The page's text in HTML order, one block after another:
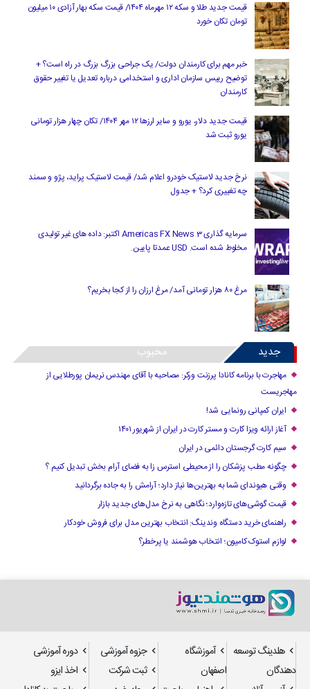
قیمت جدید طلا و سکه ۱۲ مهرماه ۱۴۰۴/ قیمت سکه بهار آزادی ۱۰ میلیون
تومان تکان خورد
خبر مهم برای کارمندان دولت/ یک جراحی بزرگ بزرگ در راه است؟ +
توضیح رییس سازمان اداری و استخدامی درباره تعدیل یا تغییر حقوق
کارمندان
قیمت جدید دلار، یورو و سایر ارزها ۱۲ مهر ۱۴۰۴/ تکان چهار هزار تومانی
یورو ثبت شد
نرخ جدید لاستیک خودرو اعلام شد/ قیمت لاستیک پراید، پژو و سمند
چه تغییری کرد؟ + جدول
سرمایه گذاری Americas FX News 3 اکتبر: داده های غیر تولیدی
مخلوط شده است. USD عمدتا پایین.
مرغ ۸۰ هزار تومانی آمد/ مرغ ارزان را از کجا بخریم؟
جدید محبوب
مهاجرت با برنامه کانادا پرزنت ورکر: مصاحبه با آقای مهندس نریمان پورطلایی از
مهاجریست
ایران کمپانی رونمایی شد!
آغاز ارائه ویزا کارت و مستر کارت در ایران از شهریور ۱۴۰۱
سیم کارت گرجستان دائمی در ایران
چگونه مطب پزشکان را از محیطی استرس زا به فضای آرام بخش تبدیل کنیم ؟
وقتی هیوندای شما به بهترین‌ها نیاز دارد؛ آرامش را به جاده برگردانید
قیمت گوشی‌های تازه‌وارد؛ نگاهی به نرخ مدل‌های جدید بازار
راهنمای خرید دستگاه وندینگ: انتخاب بهترین مدل برای فروش خودکار
لوازم استوک کامیون؛ انتخاب هوشمند یا پرخطر؟
هلدینگ توسعه
دهندگان
آموزشگاه
اصفهان
جزوه آموزشی
دوره آموزشی
ثبت شرکت
اخذ ایزو